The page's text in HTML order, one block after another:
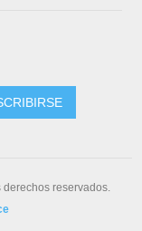
reservados.